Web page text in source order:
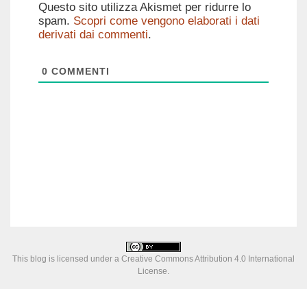
Questo sito utilizza Akismet per ridurre lo
spam. Scopri come vengono elaborati i dati
derivati dai commenti.
0 COMMENTI
This blog is licensed under a Creative Commons Attribution 4.0 International
License